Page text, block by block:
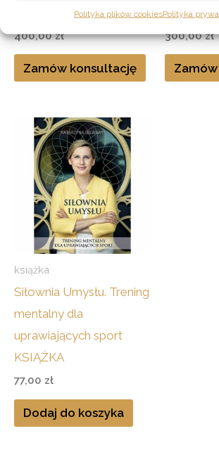
Polityka plików cookiesPolityka
Pierwsza konsultacja
400,00zł
Zamów konsultację
Kolejna
300,00zł
książka
Siłownia Umysłu. Trening
mentalny dla
uprawiających sport
KSIĄŻKA
77,00 zł
Dodaj do koszyka